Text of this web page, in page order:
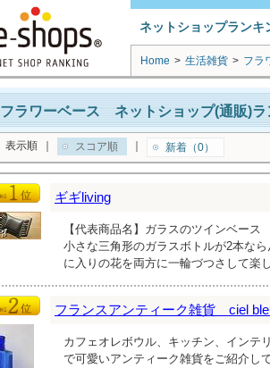
ネットショップランキ
Home > 生活雑貨 > フラ
フラワーベース ネットショップ(通販)ラ
表示順 スコア順 新着（0）
ギギliving
【代表商品名】ガラスのツインベース
小さな三角形のガラスボトルが2本な
に入りの花を両方に一輪づつさして楽
フランスアンティーク雑貨 ciel
カフェオレボウル、キッチン、インテ
で可愛いアンティーク雑貨をご紹介し